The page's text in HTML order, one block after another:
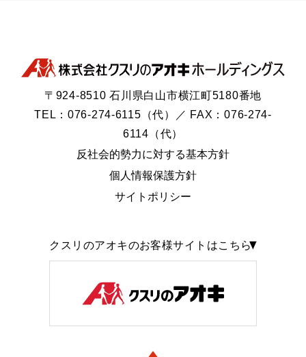
〒924-8510 石川県白山市横江町5180番地
TEL：076-274-6115（代）／ FAX：076-274-
6114（代）
反社会的勢力に対する基本方針
個人情報保護方針
サイトポリシー
クスリのアオキのお客様サイトはこちら